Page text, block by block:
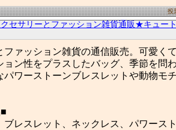
投
セサリーとファッション雑貨通販★キュー
ファッション雑貨の通信販売。可愛く
ョン性をプラスしたバッグ、季節を問
パワーストーンブレスレットや動物モ
ブレスレット、ネックレス、パワース